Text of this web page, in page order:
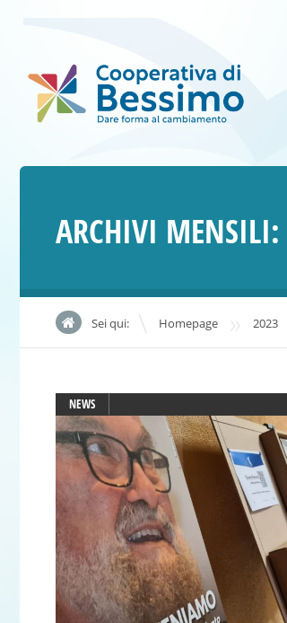
ARCHIVI MENSILI:
Sei qui: Homepage » 2023
NEWS